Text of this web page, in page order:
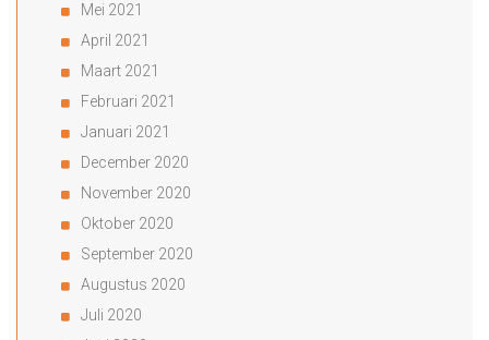
Mei 2021
April 2021
Maart 2021
Februari 2021
Januari 2021
December 2020
November 2020
Oktober 2020
September 2020
Augustus 2020
Juli 2020